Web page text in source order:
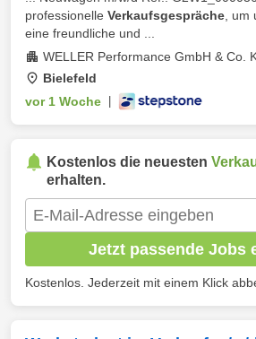
professionelle Verkaufsgespräche ,
eine freundliche und ...
WELLER Performance GmbH & Co.
Bielefeld
vor 1 Woche
Kostenlos die neuesten
erhalten.
Jetzt passende Jobs
Kostenlos. Jederzeit mit einem Klick